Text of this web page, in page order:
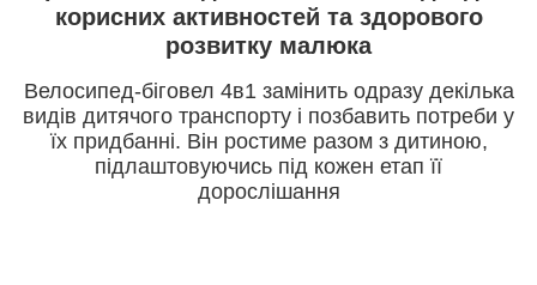
корисних активностей та здорового
розвитку малюка
Велосипед-біговел 4в1 замінить одразу декілька
видів дитячого транспорту і позбавить потреби у
їх придбанні. Він ростиме разом з дитиною,
підлаштовуючись під кожен етап її
дорослішання